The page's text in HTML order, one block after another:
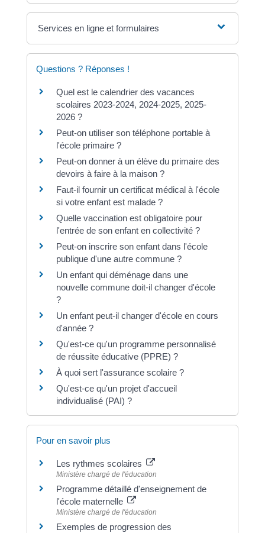
Services en ligne et formulaires
Questions ? Réponses !
Quel est le calendrier des vacances
scolaires 2023-2024, 2024-2025, 2025-
2026 ?
Peut-on utiliser son téléphone portable à
l'école primaire ?
Peut-on donner à un élève du primaire des
devoirs à faire à la maison ?
Faut-il fournir un certificat médical à l'école
si votre enfant est malade ?
Quelle vaccination est obligatoire pour
l'entrée de son enfant en collectivité ?
Peut-on inscrire son enfant dans l'école
publique d'une autre commune ?
Un enfant qui déménage dans une
nouvelle commune doit-il changer d'école
?
Un enfant peut-il changer d'école en cours
d'année ?
Qu'est-ce qu'un programme personnalisé
de réussite éducative (PPRE) ?
À quoi sert l'assurance scolaire ?
Qu'est-ce qu'un projet d'accueil
individualisé (PAI) ?
Pour en savoir plus
Les rythmes scolaires
Ministère chargé de l'éducation
Programme détaillé d'enseignement de
l'école maternelle
Ministère chargé de l'éducation
Exemples de progression des